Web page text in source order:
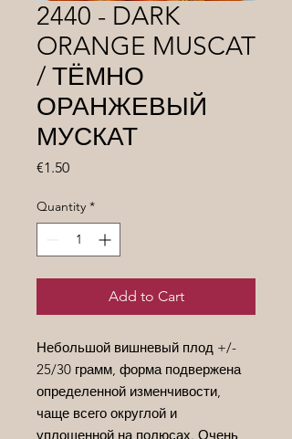
2440 - DARK
ORANGE MUSCAT
/ ТЁМНО
ОРАНЖЕВЫЙ
МУСКАТ
€1.50Price
Quantity *
Add to Cart
Небольшой вишневый плод +/-
25/30 грамм, форма подвержена
определенной изменчивости,
чаще всего округлой и
уплощенной на полюсах. Очень